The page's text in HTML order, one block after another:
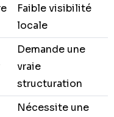
Faible visibilité
locale
Demande une
vraie
structuration
Nécessite une